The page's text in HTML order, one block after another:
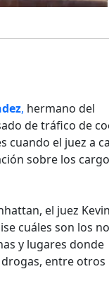
, hermano del
de tráfico de
cuando el juez a
sobre los
el juez
cuáles son los
y lugares donde
entre otros